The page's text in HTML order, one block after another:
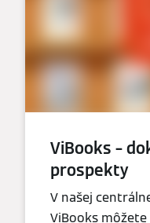
ViBooks –
prospekty
V našej
ViBooks